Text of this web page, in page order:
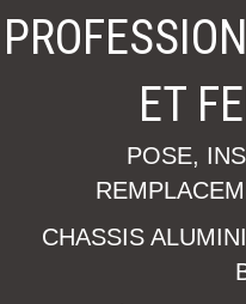
ET
POSE,
CHASSIS